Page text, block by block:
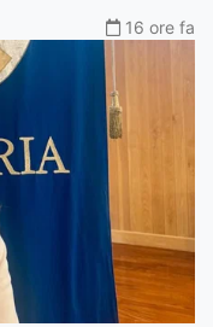
16 ore fa